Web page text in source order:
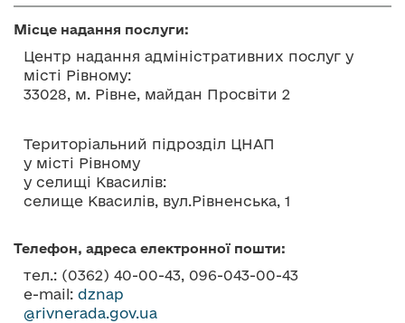
в
м
Місце надання послуги:
Центр надання адміністративних послуг у
місті Рівному:
33028, м. Рівне, майдан Просвіти 2
Територіальний підрозділ ЦНАП
у місті Рівному
у селищі Квасилів:
селище Квасилів, вул.Рівненська, 1
Телефон, адреса електронної пошти:
тел.: (0362) 40-00-43, 096-043-00-43
e-mail: dznap
@rivnerada.gov.ua